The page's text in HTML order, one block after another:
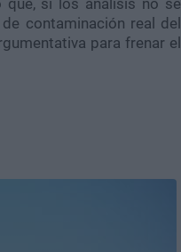
contaminación real del
para frenar el